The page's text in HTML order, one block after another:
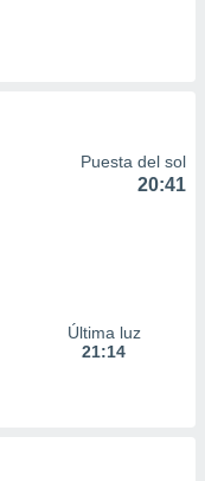
Puesta del sol
20:41
Última luz
21:14